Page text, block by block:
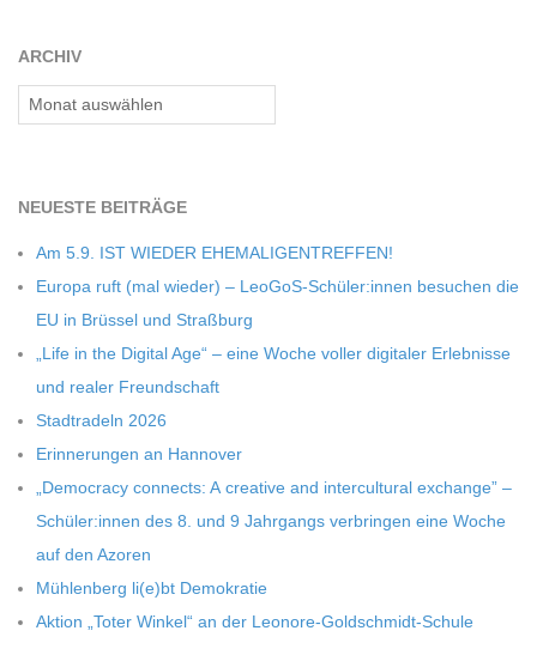
ARCHIV
Archiv
NEU­ESTE BEITRÄGE
Am 5.9. IST WIEDER EHEMALIGENTREFFEN!
Europa ruft (mal wie­der) – LeoGoS-Schüler:innen besu­chen die
EU in Brüs­sel und Straßburg
„Life in the Digi­tal Age“ – eine Woche vol­ler digi­ta­ler Erleb­nisse
und rea­ler Freundschaft
Stadt­ra­deln 2026
Erin­ne­run­gen an Hannover
„Demo­cracy con­nects: A crea­tive and inter­cul­tu­ral exch­ange” –
Schüler:innen des 8. und 9 Jahr­gangs ver­brin­gen eine Woche
auf den Azoren
Müh­len­berg li(e)bt Demokratie
Aktion „Toter Win­kel“ an der Leonore-Goldschmidt-Schule